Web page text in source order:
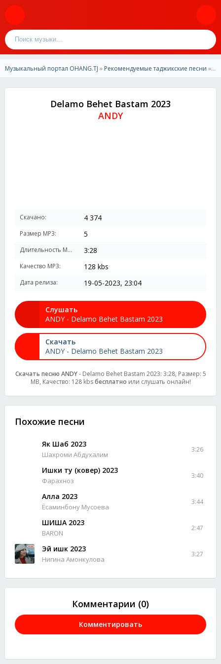
Музыкальный портал OHANG.TJ » Рекомендуемые таджикские песни » ANDY- Delamo Behet Bastam 2023
Delamo Behet Bastam 2023
ANDY
Скачано: 4 374
Размер MP3: 5
Длительность MP3: 3:28
Качество MP3: 128 kbs
Дата релиза: 19-05-2023, 23:04
Слушать
ANDY - Delamo Behet Bastam 2023
Скачать
ANDY - Delamo Behet Bastam 2023
Скачать песню ANDY- Delamo Behet Bastam 2023: 3:28, Размер: 5
MB, Качество: 128 kbsбесплатно или слушать онлайн!
Похожие песни
Як Шаб 2023
Шахроми Абдухалим
3:26
Ишки ту (ковер) 2023
Фарахноз
3:40
Алла 2023
Ёсаминбону Мусоева
3:44
ШИША 2023
BARON
2:47
Эй ишк 2023
Нигина Амонкулова
3:27
Комментарии (0)
Комментировать